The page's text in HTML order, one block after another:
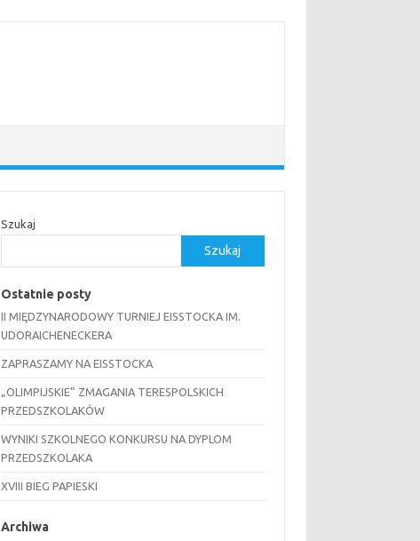
Szukaj
Szukaj
Ostatnie posty
II MIĘDZYNARODOWY TURNIEJ EISSTOCKA IM.
UDORAICHENECKERA
ZAPRASZAMY NA EISSTOCKA
„OLIMPIJSKIE” ZMAGANIA TERESPOLSKICH
PRZEDSZKOLAKÓW
WYNIKI SZKOLNEGO KONKURSU NA DYPLOM
PRZEDSZKOLAKA
XVIII BIEG PAPIESKI
Archiwa